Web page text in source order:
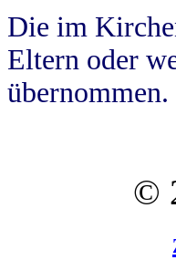
Die im
Eltern oder
übernommen.
©